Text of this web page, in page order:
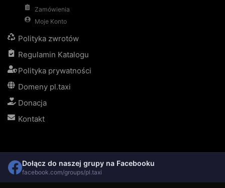
Zamówienia
Moje Konto
Polityka zwrotów
Regulamin Katalogu
Polityka prywatności
Domeny pl.taxi
Donacja
Kontakt
Dołącz do naszej grupy na Facebooku
facebook.com/groups/pl.taxi